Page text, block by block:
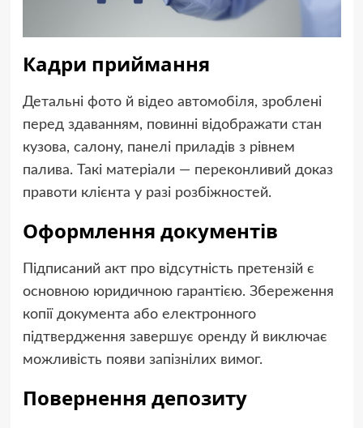
Кадри приймання
Детальні фото й відео автомобіля, зроблені
перед здаванням, повинні відображати стан
кузова, салону, панелі приладів з рівнем
палива. Такі матеріали — переконливий доказ
правоти клієнта у разі розбіжностей.
Оформлення документів
Підписаний акт про відсутність претензій є
основною юридичною гарантією. Збереження
копії документа або електронного
підтвердження завершує оренду й виключає
можливість появи запізнілих вимог.
Повернення депозиту